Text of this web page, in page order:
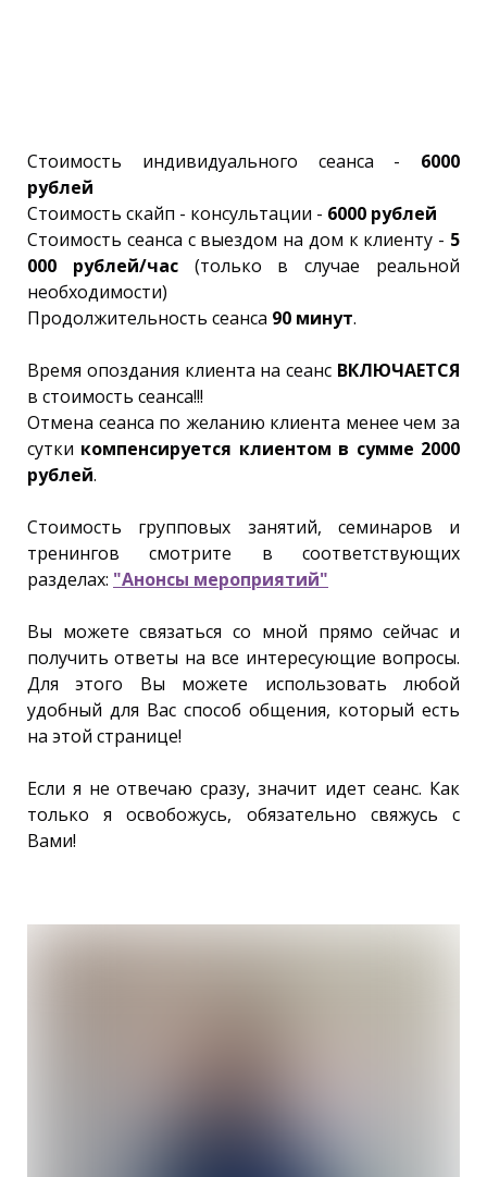
Стоимость индивидуального сеанса - 6000
рублей
Стоимость скайп - консультации - 6000 рублей
Стоимость сеанса с выездом на дом к клиенту - 5
000 рублей/час(только в случае реальной
необходимости)
Продолжительность сеанса 90 минут.
Время опоздания клиента на сеанс ВКЛЮЧАЕТСЯ
в стоимость сеанса!!!
Отмена сеанса по желанию клиента менее чем за
сутки компенсируется клиентом в сумме 2000
рублей.
Стоимость групповых занятий, семинаров и
тренингов смотрите в соответствующих
разделах: "Анонсы мероприятий"
Вы можете связаться со мной прямо сейчас и
получить ответы на все интересующие вопросы.
Для этого Вы можете использовать любой
удобный для Вас способ общения, который есть
на этой странице!
Если я не отвечаю сразу, значит идет сеанс. Как
только я освобожусь, обязательно свяжусь с
Вами!